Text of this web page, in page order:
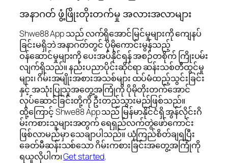
အနာဂတ် ဖွံ့ဖြိုးတိုးတက်မှု အလားအလာများ
Shwe88 App သည် လက်ရှိအောင်မြင်မှုများကို ကျေနပ်
ခြင်းမရှိဘဲ အနာဂတ်တွင် ပိုမိုကောင်းမွန်သည့်
ဝန်ဆောင်မှုများကို ပေးအပ်နိုင်ရန် အစဉ်တစိုက် ကြိုးပမ်း
လျက်ရှိသည်။ နည်းပညာပိုင်းဆိုင်ရာ ဆန်းသစ်တီထွင်မှု
များ၊ ဂိမ်းအမျိုးအစားအသစ်များ ထပ်မံထည့်သွင်းခြင်း
နှင့် အသုံးပြုသူအတွေ့အကြုံကို ပိုမိုတိုးတက်အောင်
လုပ်ဆောင်ခြင်းတို့ကို ဦးတည်သွားမည်ဖြစ်သည်။
ထို့ကြောင့် Shwe88 App သည် မြန်မာနိုင်ငံရှိ အွန်လိုင်းဂိ
မ်းကစားသူများအတွက် ရေရှည်လက်တွဲဖော်ကောင်း
ဖြစ်လာမည်မှာ သေချာပါသည်။ ယုံကြည်စိတ်ချရပြီး
ခေတ်မီဆန်းသစ်သော ဂိမ်းကစားခြင်းအတွေ့အကြုံကို
ရယူလိုပါက၊Get started.